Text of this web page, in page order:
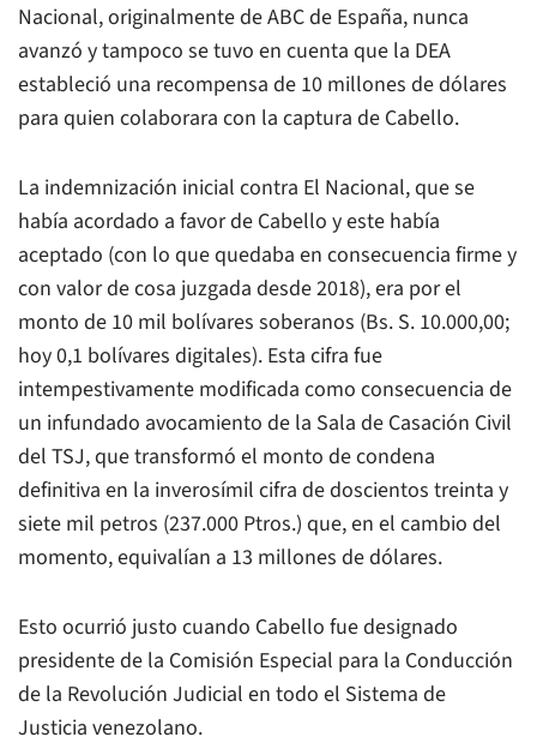
Nacional, originalmente deABCde España, nunca
avanzó y tampoco se tuvo en cuenta que la DEA
estableció una recompensa de 10 millones de dólares
para quien colaborara con la captura de Cabello.
La indemnización inicial contra El Nacional, que se
había acordado a favor de Cabello y este había
aceptado (con lo que quedaba en consecuencia firme y
con valor de cosa juzgada desde 2018), era por el
monto de 10 mil bolívares soberanos (Bs. S. 10.000,00;
hoy 0,1 bolívares digitales). Esta cifra fue
intempestivamente modificada como consecuencia de
un infundado avocamiento de la Sala de Casación Civil
del TSJ, que transformó el monto de condena
definitiva en la inverosímil cifra de doscientos treinta y
siete mil petros (237.000 Ptros.) que, en el cambio del
momento, equivalían a 13 millones de dólares.
Esto ocurrió justo cuando Cabello fue designado
presidente de la Comisión Especial para la Conducción
de la Revolución Judicial en todo el Sistema de
Justicia venezolano.